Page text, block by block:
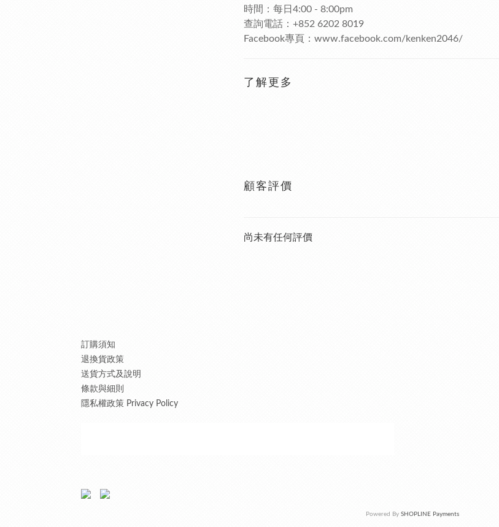
時間：每日4:00 - 8:00pm
查詢電話：+852 6202 8019
Facebook專頁：www.facebook.com/kenken2046/
了解更多
顧客評價
尚未有任何評價
訂購須知
退換貨政策
送貨方式及說明
條款與細則
隱私權政策 Privacy Policy
Powered By SHOPLINE Payments